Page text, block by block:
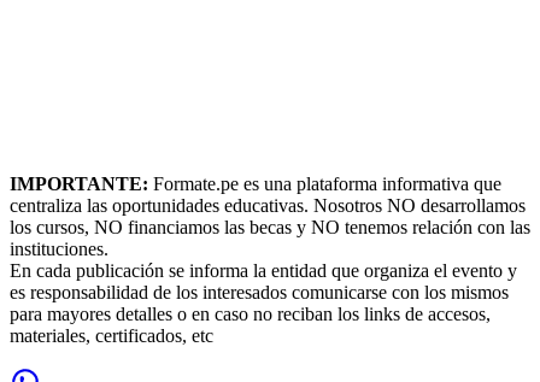
IMPORTANTE: Formate.pe es una plataforma informativa que
centraliza las oportunidades educativas. Nosotros NO desarrollamos
los cursos, NO financiamos las becas y NO tenemos relación con las
instituciones.
En cada publicación se informa la entidad que organiza el evento y
es responsabilidad de los interesados comunicarse con los mismos
para mayores detalles o en caso no reciban los links de accesos,
materiales, certificados, etc